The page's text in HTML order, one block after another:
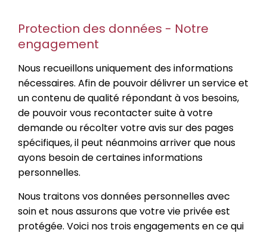
Protection des données - Notre
engagement
Nous recueillons uniquement des informations
nécessaires. Afin de pouvoir délivrer un service et
un contenu de qualité répondant à vos besoins,
de pouvoir vous recontacter suite à votre
demande ou récolter votre avis sur des pages
spécifiques, il peut néanmoins arriver que nous
ayons besoin de certaines informations
personnelles.
Nous traitons vos données personnelles avec
soin et nous assurons que votre vie privée est
protégée. Voici nos trois engagements en ce qui